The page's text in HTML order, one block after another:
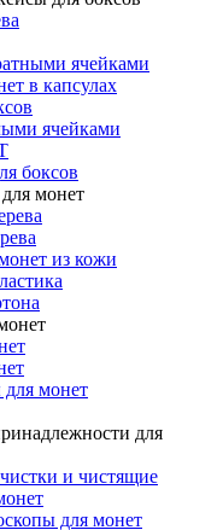
ячейками
в капсулах
ячейками
боксов
монет
из кожи
монет
для
и чистящие
для монет